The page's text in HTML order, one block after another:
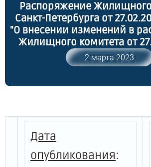
Распоряжение
Санкт-Петербурга от
"О внесении изменений в
Жилищного комитета от
1320-р"
2 марта 2023
Дата
опубликования: